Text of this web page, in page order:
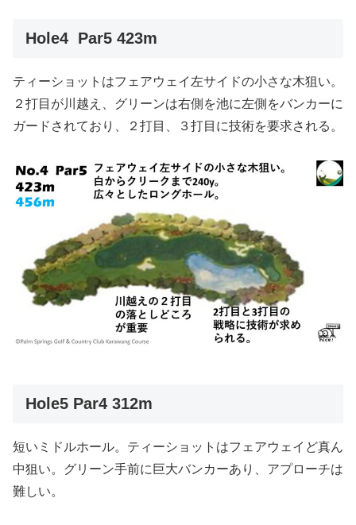
Hole4 Par5 423m
ティーショットはフェアウェイ左サイドの小さな木狙い。
２打目が川越え、グリーンは右側を池に左側をバンカーに
ガードされており、２打目、３打目に技術を要求される。
Hole5 Par4 312m
短いミドルホール。ティーショットはフェアウェイど真ん
中狙い。グリーン手前に巨大バンカーあり、アプローチは
難しい。